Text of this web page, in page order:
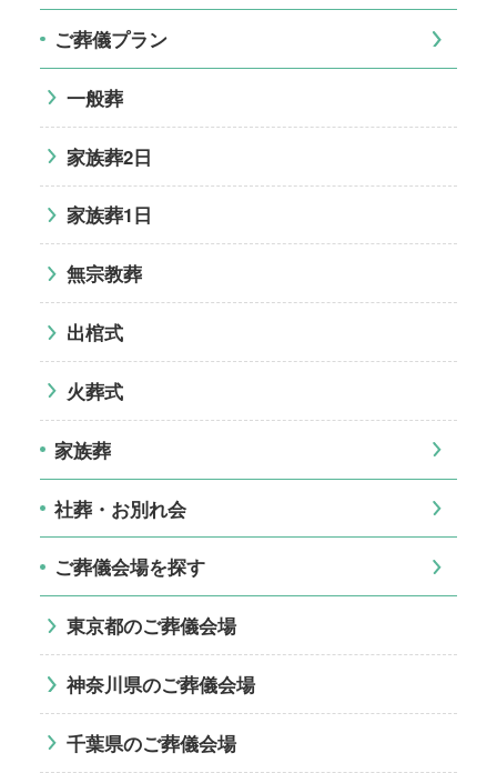
ご葬儀プラン
一般葬
家族葬2日
家族葬1日
無宗教葬
出棺式
火葬式
家族葬
社葬・お別れ会
ご葬儀会場を探す
東京都のご葬儀会場
神奈川県のご葬儀会場
千葉県のご葬儀会場